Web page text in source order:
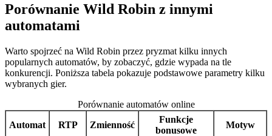
Porównanie Wild Robin z innymi
automatami
Warto spojrzeć na Wild Robin przez pryzmat kilku innych
popularnych automatów, by zobaczyć, gdzie wypada na tle
konkurencji. Poniższa tabela pokazuje podstawowe parametry kilku
wybranych gier.
Porównanie automatów online
Automat
RTP Zmienność
Funkcje
bonusowe
Motyw